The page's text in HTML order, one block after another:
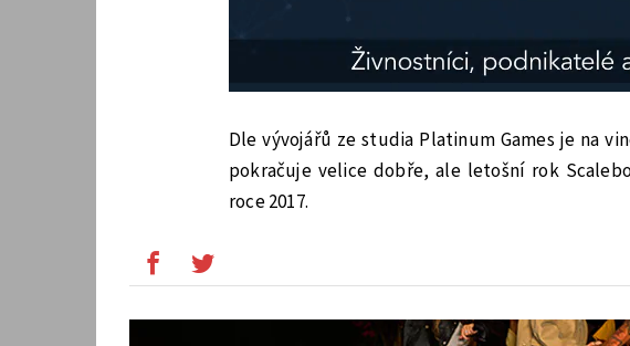
Dle vývojářů ze studia Platinum Games je na
pokračuje velice dobře, ale letošní rok
roce 2017.